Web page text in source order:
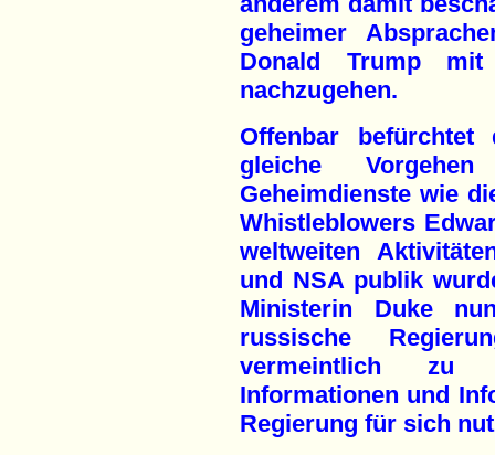
geheimer
Donald Trump
nachzugehen.
Offenbar befürchtet
gleiche
Geheimdienste wie
Whistleblowers
weltweiten
und NSA publik
Ministerin Duke
russische
vermeintlich zu
Informationen und
Regierung für sich